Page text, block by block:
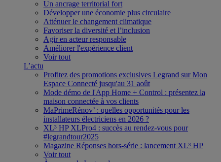
Un ancrage territorial fort
Développer une économie plus circulaire
Atténuer le changement climatique
Favoriser la diversité et l’inclusion
Agir en acteur responsable
Améliorer l'expérience client
Voir tout
L’actu
Profitez des promotions exclusives Legrand sur Mon
Espace Connecté jusqu'au 31 août
Mode démo de l'App Home + Control : présentez la
maison connectée à vos clients
MaPrimeRénov’ : quelles opportunités pour les
installateurs électriciens en 2026 ?
XL³ HP XLPro4 : succès au rendez-vous pour
#legrandtour2025
Magazine Réponses hors-série : lancement XL³ HP
Voir tout